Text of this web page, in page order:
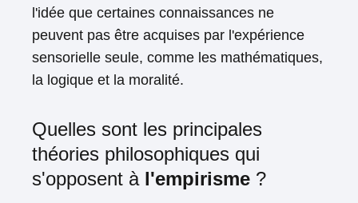
l'idée que certaines connaissances ne
peuvent pas être acquises par l'expérience
sensorielle seule, comme les mathématiques,
la logique et la moralité.
Quelles sont les principales
théories philosophiques qui
s'opposent à l'empirisme ?